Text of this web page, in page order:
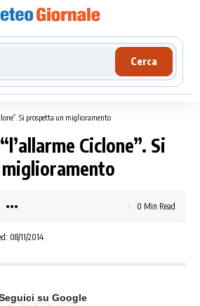
Cerca
Si prospetta un miglioramento
Ciclone”. Si
08/11/2014
0 Min Read
su Google